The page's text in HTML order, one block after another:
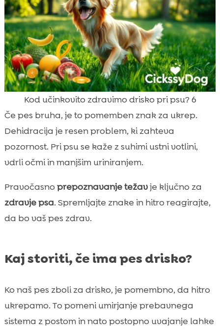
Kod učinkovito zdravimo drisko pri psu? 6
Če pes bruha, je to pomemben znak za ukrep.
Dehidracija je resen problem, ki zahteva
pozornost. Pri psu se kaže z suhimi ustni votlini,
vdrli očmi in manjšim uriniranjem.
Pravočasno prepoznavanje težavje ključno za
zdravje psa. Spremljajte znake in hitro reagirajte,
da bo vaš pes zdrav.
Kaj storiti, če ima pes drisko?
Ko naš pes zboli za drisko, je pomembno, da hitro
ukrepamo. To pomeni umirjanje prebavnega
sistema z postom in nato postopno uvajanje lahke